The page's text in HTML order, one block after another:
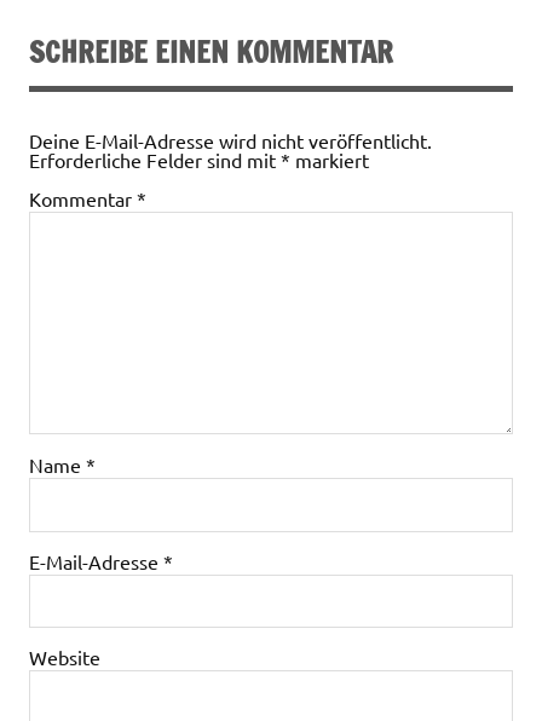
SCHREIBE EINEN KOMMENTAR
Deine E-Mail-Adresse wird nicht veröffentlicht.
Erforderliche Felder sind mit * markiert
Kommentar *
Name *
E-Mail-Adresse *
Website